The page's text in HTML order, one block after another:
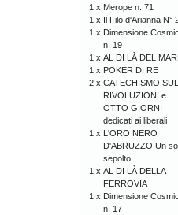
1 x Merope n. 71
1 x Il Filo d'Arianna N°
1 x Dimensione
n. 19
1 x AL DI LÀ DEL
1 x POKER DI RE
2 x CATECHISMO
RIVOLUZIONI e
OTTO GIORNI
dedicati ai liberali
1 x L'ORO NERO
D'ABRUZZO Un
sepolto
1 x AL DI LÀ DELLA
FERROVIA
1 x Dimensione
n. 17